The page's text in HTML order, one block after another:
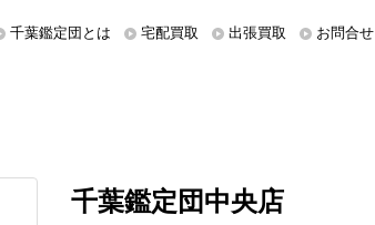
千葉鑑定団とは 宅配買取 出張買取 お問合せ
千葉鑑定団中央店